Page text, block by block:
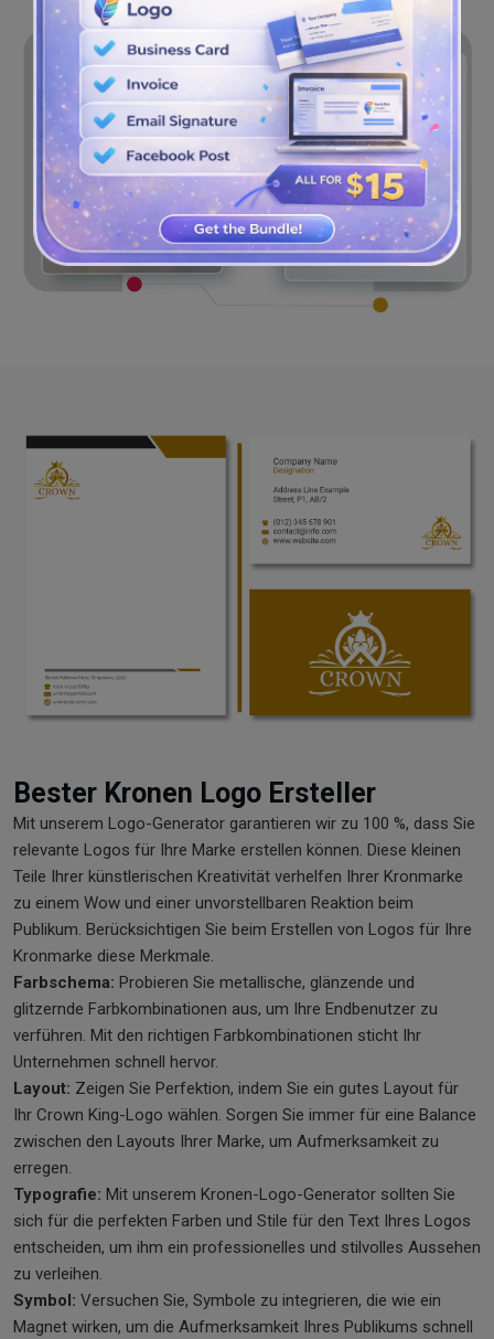
Bester Kronen Logo Ersteller
Mit unserem Logo-Generator garantieren wir zu 100 %, dass Sie
relevante Logos für Ihre Marke erstellen können. Diese kleinen
Teile Ihrer künstlerischen Kreativität verhelfen Ihrer Kronmarke
zu einem Wow und einer unvorstellbaren Reaktion beim
Publikum. Berücksichtigen Sie beim Erstellen von Logos für Ihre
Kronmarke diese Merkmale.
Farbschema: Probieren Sie metallische, glänzende und
glitzernde Farbkombinationen aus, um Ihre Endbenutzer zu
verführen. Mit den richtigen Farbkombinationen sticht Ihr
Unternehmen schnell hervor.
Layout: Zeigen Sie Perfektion, indem Sie ein gutes Layout für
Ihr Crown King-Logo wählen. Sorgen Sie immer für eine Balance
zwischen den Layouts Ihrer Marke, um Aufmerksamkeit zu
erregen.
Typografie: Mit unserem Kronen-Logo-Generator sollten Sie
sich für die perfekten Farben und Stile für den Text Ihres Logos
entscheiden, um ihm ein professionelles und stilvolles Aussehen
zu verleihen.
Symbol: Versuchen Sie, Symbole zu integrieren, die wie ein
Magnet wirken, um die Aufmerksamkeit Ihres Publikums schnell